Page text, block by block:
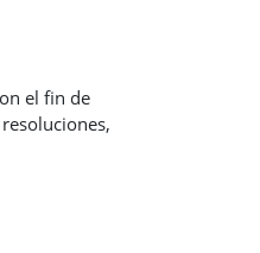
el fin de